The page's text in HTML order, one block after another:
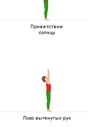
Приветствие
солнцу
Поза вытянутых рук